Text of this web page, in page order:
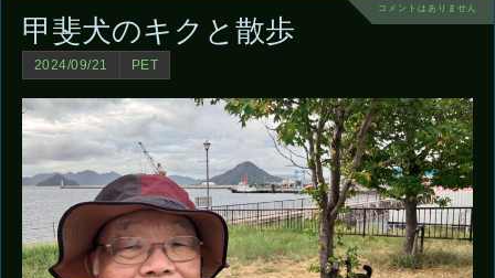
コメントはありません
甲斐犬のキクと散歩
2024/09/21 PET